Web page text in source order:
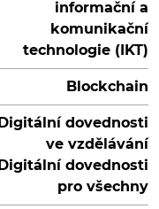
informační a
komunikační
technologie (IKT)
Blockchain
Digitální dovednosti
ve vzdělávání
Digitální dovednosti
pro všechny